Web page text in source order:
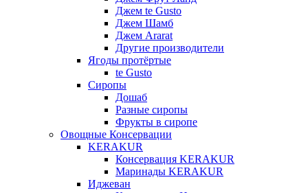
Джем te Gusto
Джем Шамб
Джем Ararat
Другие производители
Ягоды протёртые
te Gusto
Сиропы
Дошаб
Разные сиропы
Фрукты в сиропе
Овощные Консервации
KERAKUR
Консервация KERAKUR
Маринады KERAKUR
Иджеван